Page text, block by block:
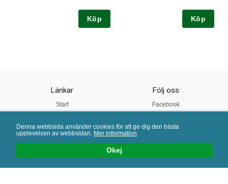
Okej
Denna webbsida använder cookies för att ge dig den bästa
upplevelsen av webbsidan. Mer information
Köp Köp
Länkar
Start
Vår Kvalitet
Följ oss
Facebook
Twitter